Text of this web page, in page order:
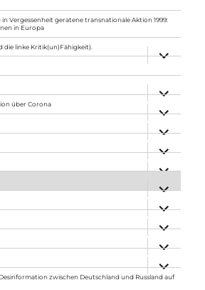
Vergessenheit geratene transnationale Aktion 1999:
in Europa
linke Kritik(un)Fähigkeit).
anzeigen
anzeigen
über Corona
anzeigen
anzeigen
anzeigen
anzeigen
anzeigen
anzeigen
anzeigen
anzeigen
zwischen Deutschland und Russland auf